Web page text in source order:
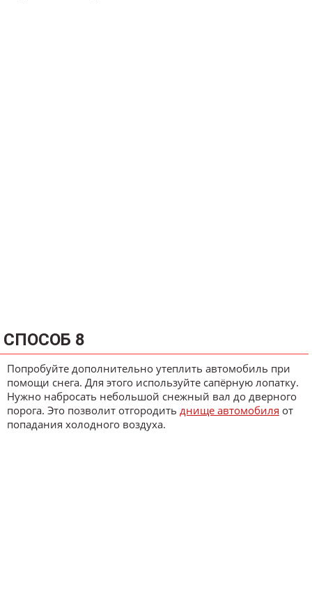
СПОСОБ 8
Попробуйте дополнительно утеплить автомобиль при
помощи снега. Для этого используйте сапёрную лопатку.
Нужно набросать небольшой снежный вал до дверного
порога. Это позволит отгородить днище автомобиля от
попадания холодного воздуха.